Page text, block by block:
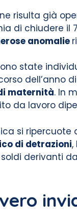
risulta già
di chiudere il
anomalie
state
dell’anno
maternità. In
da lavoro
si
di detrazioni,
derivanti